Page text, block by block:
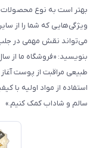
بهتر است به نوع محصولات
ویژگی‌هایی که شما را از
می‌تواند نقش مهمی در جلب
طبیعی مراقبت از پوست
استفاده از مواد اولیه با
سالم و شاداب کمک کنیم.»